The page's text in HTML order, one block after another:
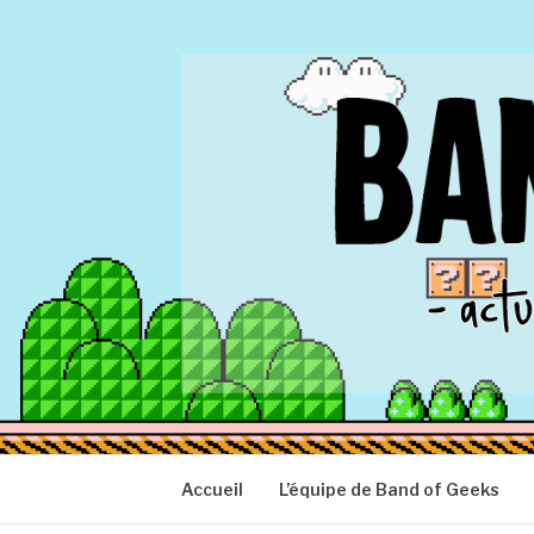
BAND OF
Actu Geek d'hier et d'aujourd'hui
Accueil L’équipe de Band of Geeks